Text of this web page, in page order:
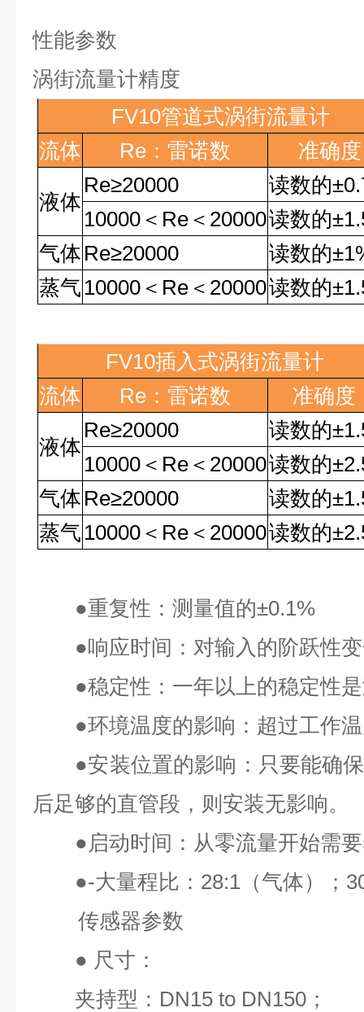
性能参数
涡街流量计精度
FV10管道式涡街流量计
流体
Re ：雷诺数 准确度
液体
Re≥20000 读数的
10000 ＜ Re ＜ 20000读数的
气体 Re≥20000 读数的
蒸气 10000 ＜ Re ＜ 20000读数的
FV10插入式涡街流量计
流体
Re ：雷诺数 准确度
液体
Re≥20000 读数的
10000 ＜ Re ＜ 20000读数的
气体 Re≥20000 读数的
蒸气 10000 ＜ Re ＜ 20000读数的
●重复性：测量值的±0.1%
●响应时间：对输入的阶跃性
●稳定性：一年以上的稳定性
●环境温度的影响：超过工作
●安装位置的影响：只要能确
后足够的直管段，则安装无影响。
●启动时间：从零流量开始需要
●-大量程比： 28:1 （气体）；
传感器参数
● 尺寸：
夹持型： DN15 to DN150 ；